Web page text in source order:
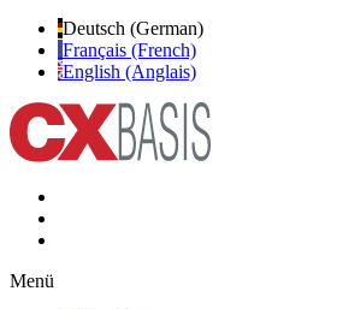
Deutsch (German)
Français (French)
English (Anglais)
Menü